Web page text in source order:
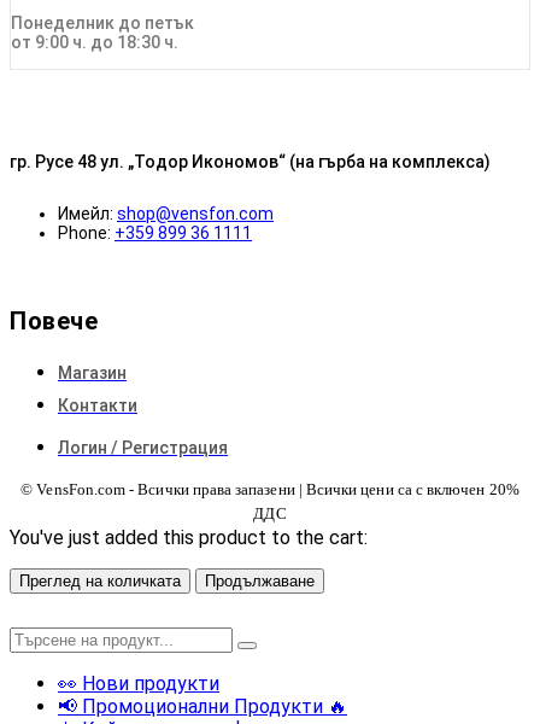
Понеделник до петък
от 9:00 ч. до 18:30 ч.
гр. Русе 48 ул. „Тодор Икономов“ (на гърба на комплекса)
Имейл: shop@vensfon.com
Phone: +359 899 36 1111
Повече
Магазин
Контакти
Логин / Регистрация
© VensFon.com - Всички права запазени | Всички цени са с включен 20%
ДДС
You've just added this product to the cart:
Преглед на количката Продължаване
👀 Нови продукти
📢 Промоционални Продукти 🔥